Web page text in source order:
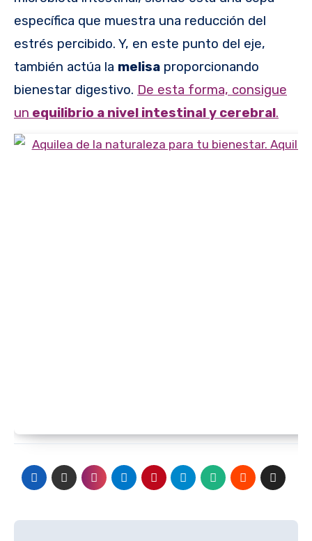
específica que muestra una reducción del
estrés percibido. Y, en este punto del eje,
también actúa la melisa proporcionando
bienestar digestivo. De esta forma, consigue
un equilibrio a nivel intestinal y cerebral.